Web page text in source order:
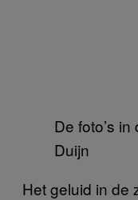
De foto’s
Duijn
Het geluid in de